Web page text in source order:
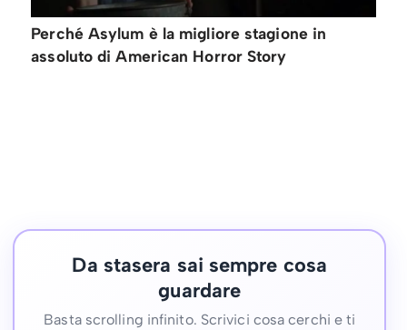
Perché Asylum è la migliore stagione in
assoluto di American Horror Story
Da stasera sai sempre cosa
guardare
Basta scrolling infinito. Scrivici cosa cerchi e ti